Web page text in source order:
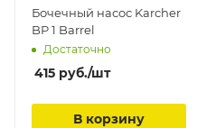
Бочечный насос Karcher
BP 1 Barrel
Достаточно
415 руб./шт
В корзину